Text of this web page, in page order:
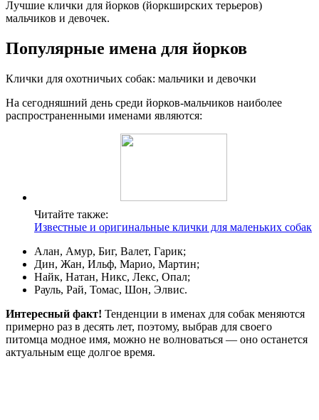
Лучшие клички для йорков (йоркширских терьеров)
мальчиков и девочек.
Популярные имена для йорков
Клички для охотничьих собак: мальчики и девочки
На сегодняшний день среди йорков-мальчиков наиболее
распространенными именами являются:
Читайте также:
Известные и оригинальные клички для маленьких собак
Алан, Амур, Биг, Валет, Гарик;
Дин, Жан, Ильф, Марио, Мартин;
Найк, Натан, Никс, Лекс, Опал;
Рауль, Рай, Томас, Шон, Элвис.
Интересный факт! Тенденции в именах для собак меняются
примерно раз в десять лет, поэтому, выбрав для своего
питомца модное имя, можно не волноваться — оно останется
актуальным еще долгое время.